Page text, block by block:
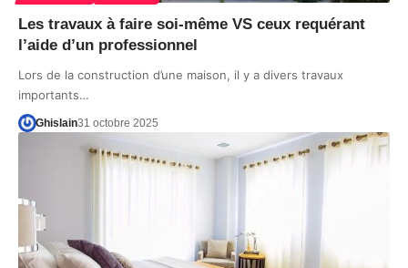
Les travaux à faire soi-même VS ceux requérant
l’aide d’un professionnel
Lors de la construction d’une maison, il y a divers travaux
importants…
Ghislain31 octobre 2025